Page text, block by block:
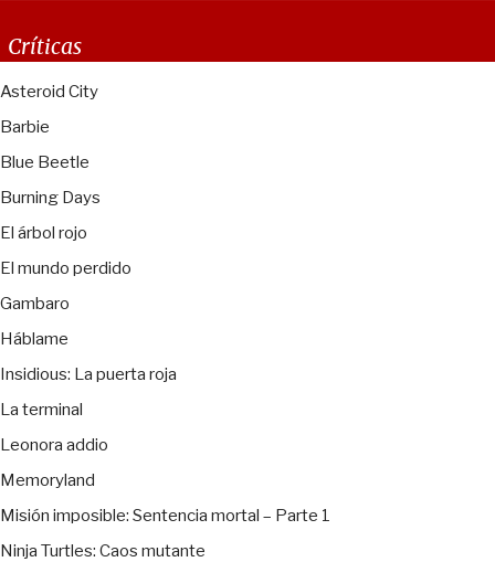
Críticas
Asteroid City
Barbie
Blue Beetle
Burning Days
El árbol rojo
El mundo perdido
Gambaro
Háblame
Insidious: La puerta roja
La terminal
Leonora addio
Memoryland
Misión imposible: Sentencia mortal – Parte 1
Ninja Turtles: Caos mutante